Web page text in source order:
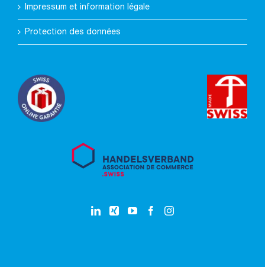
Impressum et information légale
Protection des données